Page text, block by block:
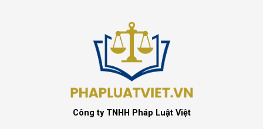
Công ty TNHH Pháp Luật Việt